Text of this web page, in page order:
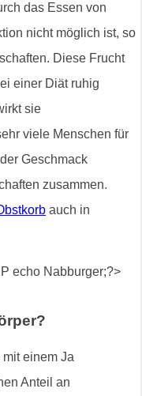
das Essen von
nicht möglich ist, so
Diese Frucht
einer Diät ruhig
sie
viele Menschen für
Geschmack
zusammen.
auch in
einem Ja
Anteil an